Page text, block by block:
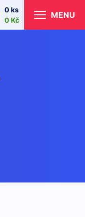
0 ks
0 Kč
MENU